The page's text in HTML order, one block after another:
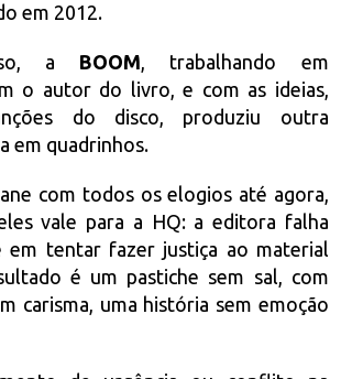
em 2012.
a BOOM, trabalhando em
o autor do livro, e com as ideias,
do disco, produziu outra
em quadrinhos.
com todos os elogios até agora,
vale para a HQ: a editora falha
em tentar fazer justiça ao material
é um pastiche sem sal, com
carisma, uma história sem emoção